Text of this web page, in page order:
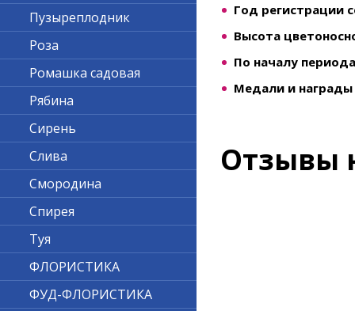
Год регистрации
Высота
По началу
Медали и награды
Отзывы
Пузыреплодник
Роза
Ромашка садовая
Рябина
Сирень
Слива
Смородина
Спирея
Туя
ФЛОРИСТИКА
ФУД-ФЛОРИСТИКА